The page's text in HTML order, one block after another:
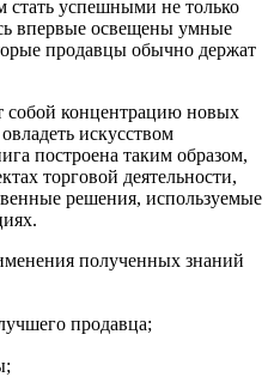
стать успешными не только
впервые освещены умные
продавцы обычно держат
собой концентрацию новых
искусством
построена таким образом,
торговой деятельности,
решения, используемые
полученных знаний
продавца;